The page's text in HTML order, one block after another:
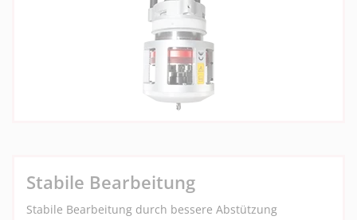
Stabile Bearbeitung
Stabile Bearbeitung durch bessere Abstützung